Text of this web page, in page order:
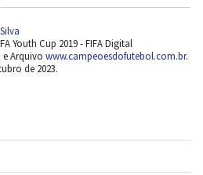
Youth Cup 2019 - FIFA Digital
Arquivo www.campeoesdofutebol.com.br.
de 2023.